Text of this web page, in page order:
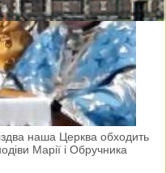
наша Церква обходить
Марії і Обручника